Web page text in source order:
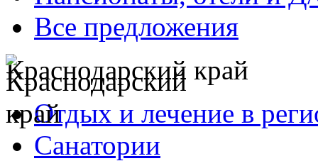
Все предложения
Краснодарский край
Отдых и лечение в
Санатории